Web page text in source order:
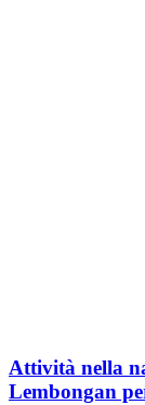
Attività nella
Lembongan